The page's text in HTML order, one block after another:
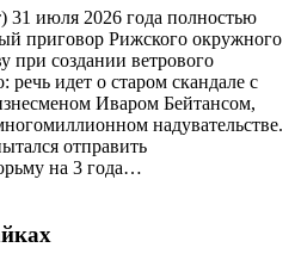
31 июля 2026 года полностью
приговор Рижского окружного
при создании ветрового
речь идет о старом скандале с
Иваром Бейтансом,
надувательстве.
отправить
на 3 года…